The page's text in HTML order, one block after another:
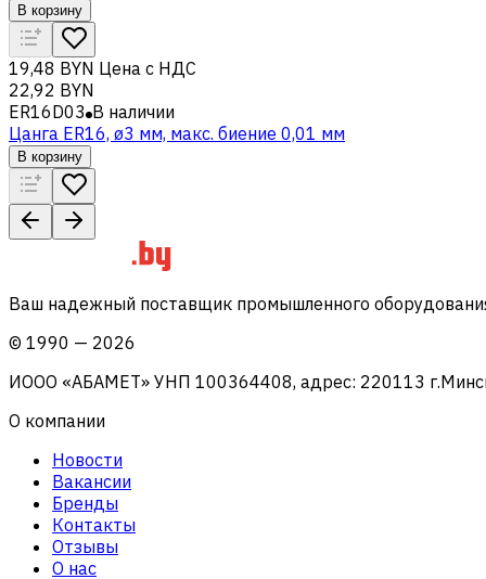
В корзину
19,48 BYN Цена с НДС
22,92 BYN
ER16D03 В наличии
Цанга ER16, ø3 мм, макс. биение 0,01 мм
В корзину
Ваш надежный поставщик промышленного
© 1990 — 2026
ИООО «АБАМЕТ» УНП 100364408, адрес: 220113
О компании
Новости
Вакансии
Бренды
Контакты
Отзывы
О нас